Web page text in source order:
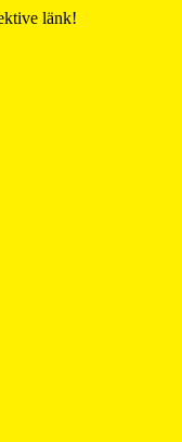
länk!